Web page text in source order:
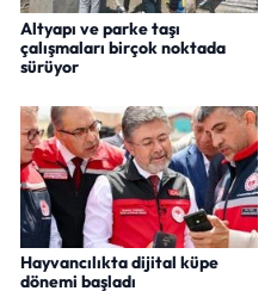
Altyapı ve parke taşı
çalışmaları birçok noktada
sürüyor
Hayvancılıkta dijital küpe
dönemi başladı